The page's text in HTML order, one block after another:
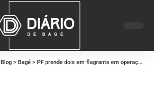
Blog > Bagé > PF prende dois em flagrante em operação contra caixa 2 e rachadinha na prefeitura de Bagé